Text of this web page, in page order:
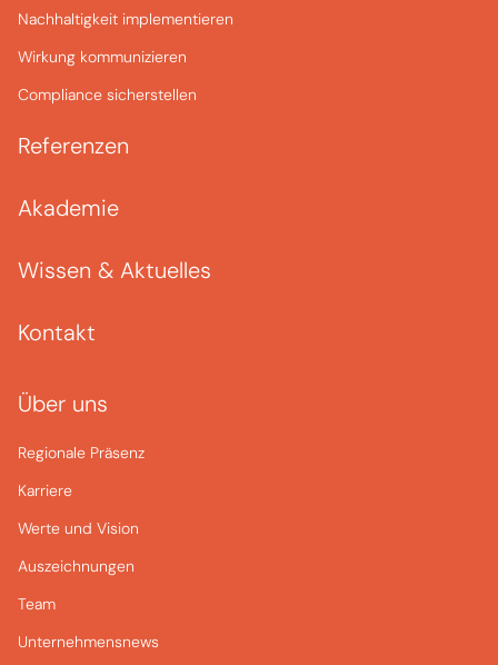
Nachhaltigkeit implementieren
Wirkung kommunizieren
Compliance sicherstellen
Referenzen
Akademie
Wissen & Aktuelles
Kontakt
Über uns
Regionale Präsenz
Karriere
Werte und Vision
Auszeichnungen
Team
Unternehmensnews